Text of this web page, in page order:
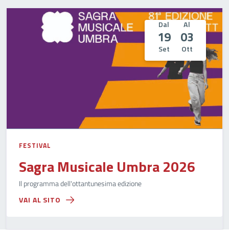
Dal
19
Set
Al
03
Ott
FESTIVAL
Sagra Musicale Umbra 2026
Il programma dell'ottantunesima edizione
VAI AL SITO